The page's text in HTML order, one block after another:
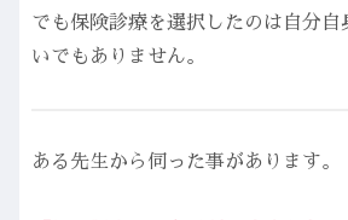
でも保険診療を選択したのは自分自
いでもありません。
ある先生から伺った事があります。